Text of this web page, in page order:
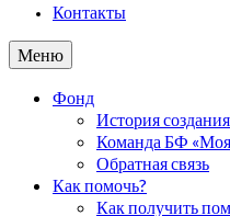
Контакты
Меню
Фонд
История
Команда БФ
Обратная связь
Как помочь?
Как получить